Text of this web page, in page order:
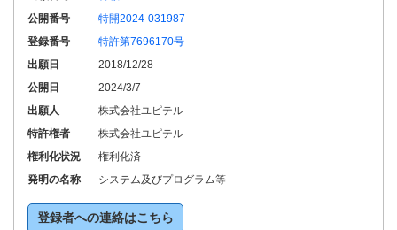
公開番号
特開2024-031987
登録番号
特許第7696170号
出願日
2018/12/28
公開日
2024/3/7
出願人
株式会社ユピテル
特許権者
株式会社ユピテル
権利化状況
権利化済
発明の名称
システム及びプログラム等
登録者への連絡はこちら